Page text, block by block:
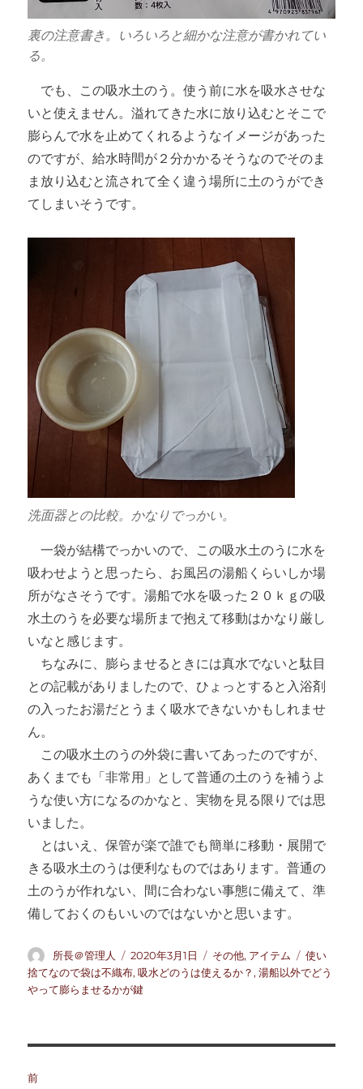
裏の注意書き。いろいろと細かな注意が書かれてい
る。
でも、この吸水土のう。使う前に水を吸水させな
いと使えません。溢れてきた水に放り込むとそこで
膨らんで水を止めてくれるようなイメージがあった
のですが、給水時間が２分かかるそうなのでそのま
ま放り込むと流されて全く違う場所に土のうができ
てしまいそうです。
洗面器との比較。かなりでっかい。
一袋が結構でっかいので、この吸水土のうに水を
吸わせようと思ったら、お風呂の湯船くらいしか場
所がなさそうです。湯船で水を吸った２０ｋｇの吸
水土のうを必要な場所まで抱えて移動はかなり厳し
いなと感じます。
ちなみに、膨らませるときには真水でないと駄目
との記載がありましたので、ひょっとすると入浴剤
の入ったお湯だとうまく吸水できないかもしれませ
ん。
この吸水土のうの外袋に書いてあったのですが、
あくまでも「非常用」として普通の土のうを補うよ
うな使い方になるのかなと、実物を見る限りでは思
いました。
とはいえ、保管が楽で誰でも簡単に移動・展開で
きる吸水土のうは便利なものではあります。普通の
土のうが作れない、間に合わない事態に備えて、準
備しておくのもいいのではないかと思います。
投
稿
者
所長＠管理人
投
稿
日:
2020年3月1日
カ
テ
その他, アイテム
タ
グ
使い
捨てなので袋は不織布,吸水どのうは使えるか？,湯船以外でどう
やって膨らませるかが鍵
前